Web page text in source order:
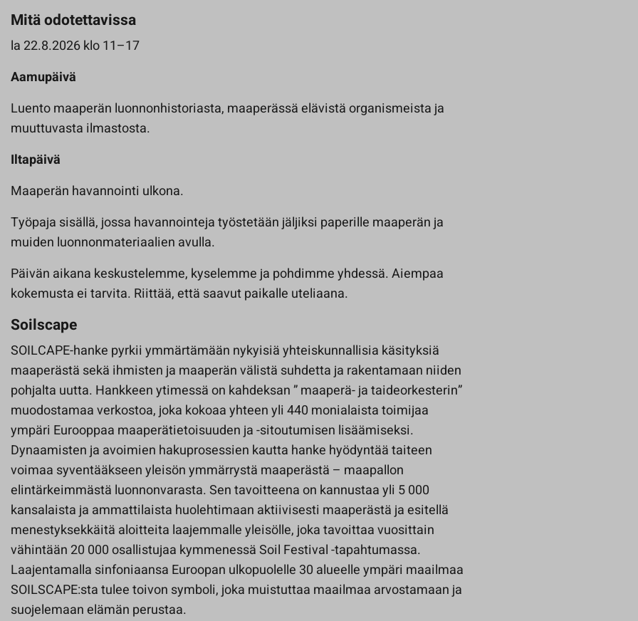
Mitä odotettavissa
la 22.8.2026 klo 11–17
Aamupäivä
Luento maaperän luonnonhistoriasta, maaperässä elävistä organismeista ja
muuttuvasta ilmastosta.
Iltapäivä
Maaperän havannointi ulkona.
Työpaja sisällä, jossa havannointeja työstetään jäljiksi paperille maaperän ja
muiden luonnonmateriaalien avulla.
Päivän aikana keskustelemme, kyselemme ja pohdimme yhdessä. Aiempaa
kokemusta ei tarvita. Riittää, että saavut paikalle uteliaana.
Soilscape
SOILCAPE-hanke pyrkii ymmärtämään nykyisiä yhteiskunnallisia käsityksiä
maaperästä sekä ihmisten ja maaperän välistä suhdetta ja rakentamaan niiden
pohjalta uutta. Hankkeen ytimessä on kahdeksan ” maaperä- ja taideorkesterin”
muodostamaa verkostoa, joka kokoaa yhteen yli 440 monialaista toimijaa
ympäri Eurooppaa maaperätietoisuuden ja -sitoutumisen lisäämiseksi.
Dynaamisten ja avoimien hakuprosessien kautta hanke hyödyntää taiteen
voimaa syventääkseen yleisön ymmärrystä maaperästä – maapallon
elintärkeimmästä luonnonvarasta. Sen tavoitteena on kannustaa yli 5 000
kansalaista ja ammattilaista huolehtimaan aktiivisesti maaperästä ja esitellä
menestyksekkäitä aloitteita laajemmalle yleisölle, joka tavoittaa vuosittain
vähintään 20 000 osallistujaa kymmenessä Soil Festival -tapahtumassa.
Laajentamalla sinfoniaansa Euroopan ulkopuolelle 30 alueelle ympäri maailmaa
SOILSCAPE:sta tulee toivon symboli, joka muistuttaa maailmaa arvostamaan ja
suojelemaan elämän perustaa.